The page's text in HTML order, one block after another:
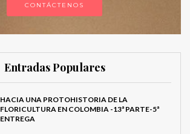
CONTÁCTENOS
Entradas Populares
HACIA UNA PROTOHISTORIA DE LA
FLORICULTURA EN COLOMBIA -13ª PARTE-5ª
ENTREGA